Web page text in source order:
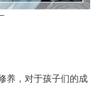
养，对于孩子们的成